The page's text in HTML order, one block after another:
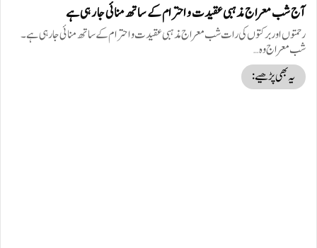
آج شب معراج مذہبی عقیدت و احترام کے ساتھ منائی جا رہی ہے
رحمتوں اور برکتوں کی رات شب معراج مذہبی عقیدت و احترام کے ساتھ منائی جا رہی ہے۔
شب معراج وہ…
یہ بھی پڑھیے: